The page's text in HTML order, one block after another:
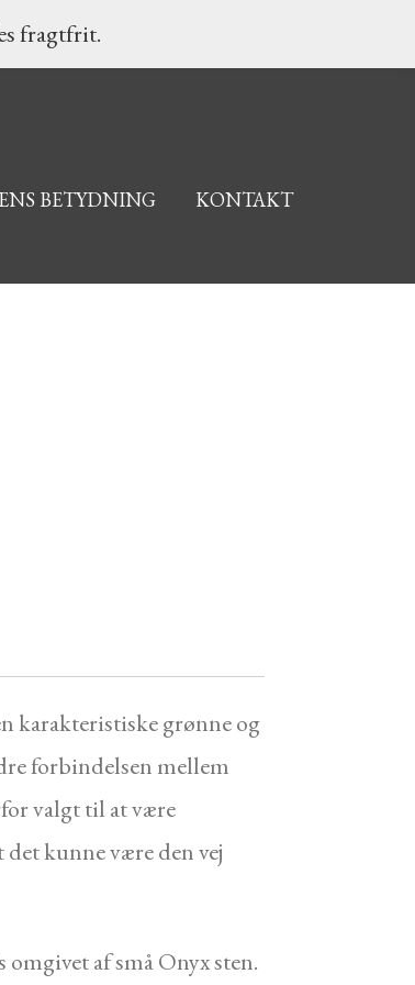
fragtfrit.
BETYDNING
KONTAKT
karakteristiske grønne og
forbindelsen mellem
valgt til at være
kunne være den vej
af små Onyx sten.